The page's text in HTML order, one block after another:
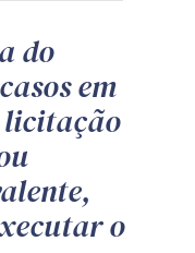
do
em
licitação
o